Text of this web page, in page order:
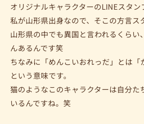
オリジナルキャラクターのLINEスタン
私が山形県出身なので、そこの方言ス
山形県の中でも異国と言われるくらい
んあるんです笑
ちなみに「めんこいおれっだ」とは「
という意味です。
猫のようなこのキャラクターは自分た
いるんですね。笑